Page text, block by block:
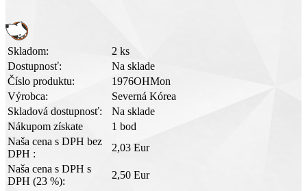
Skladom:
2 ks
Dostupnosť:
Na sklade
Číslo produktu:
1976OHMon
Výrobca:
Severná Kórea
Skladová dostupnosť:
Na sklade
Nákupom získate
1 bod
Naša cena s DPH bez
DPH :
2,03 Eur
Naša cena s DPH s
DPH (23 %):
2,50 Eur